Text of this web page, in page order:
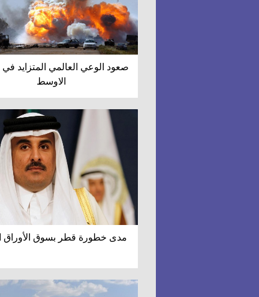
صعود الوعي العالمي المتزايد
الاوسط
مدى خطورة قطر بسوق الأوراق